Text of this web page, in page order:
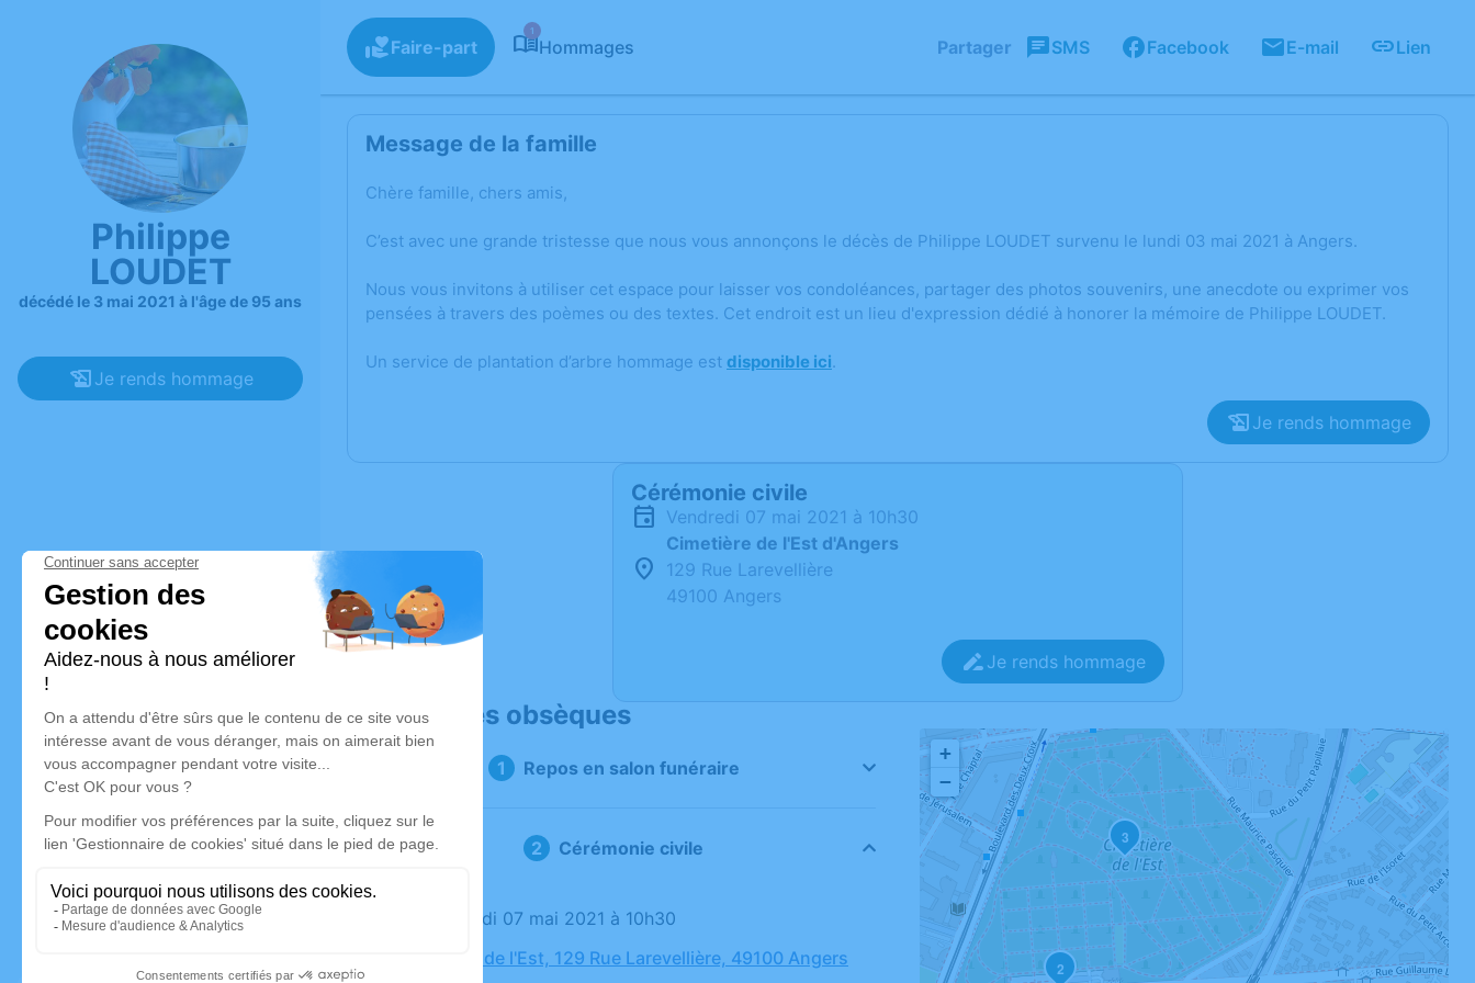
Philippe
LOUDET
décédé le 3 mai 2021 à l'âge de 95 ans
Je rends hommage
Faire-part
1
Hommages Partager SMS Facebook E-mail Lien
Message de la famille
Chère famille, chers amis,
C’est avec une grande tristesse que nous vous annonçons le décès de Philippe LOUDET survenu le lundi 03 mai 2021 à Angers.
Nous vous invitons à utiliser cet espace pour laisser vos condoléances, partager des photos souvenirs, une anecdote ou exprimer vos
pensées à travers des poèmes ou des textes. Cet endroit est un lieu d'expression dédié à honorer la mémoire de Philippe LOUDET.
Un service de plantation d’arbre hommage est disponible ici.
Je rends hommage
Cérémonie civile
vendredi 07 mai 2021 à 10h30
Cimetière de l'Est d'Angers
129 Rue Larevellière
49100 Angers
Je rends hommage
Déroulé des obsèques
Repos en salon funéraire
Cérémonie civile
Le vendredi 07 mai 2021 à 10h30
Cimetière de l'Est, 129 Rue Larevellière, 49100 Angers
2
3
+
−